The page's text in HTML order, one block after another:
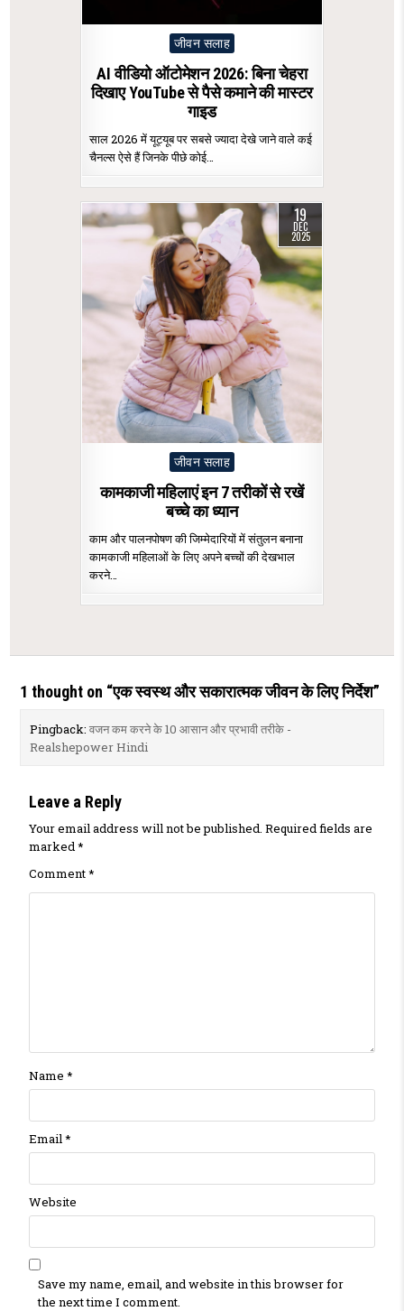
Posted
जीवन सलाह
AI वीडियो ऑटोमेशन 2026: बिना चेहरा
दिखाए YouTube से पैसे कमाने की मास्टर
गाइड
साल 2026 में यूट्यूब पर सबसे ज्यादा देखे जाने वाले कई
चैनल्स ऐसे हैं जिनके पीछे कोई…
19
DEC
2025
Posted
जीवन सलाह
कामकाजी महिलाएं इन 7 तरीकों से रखें
बच्चे का ध्यान
काम और पालनपोषण की जिम्मेदारियों में संतुलन बनाना
कामकाजी महिलाओं के लिए अपने बच्चों की देखभाल
करने…
1 thought on “एक स्वस्थ और सकारात्मक जीवन के लिए निर्देश”
Pingback:वजन कम करने के 10 आसान और प्रभावी तरीके -
Realshepower Hindi
Leave a Reply
Your email address will not be published. Required fields are
marked*
Comment*
Name *
Email*
Website
Save my name, email, and website in this browser for
the next time I comment.